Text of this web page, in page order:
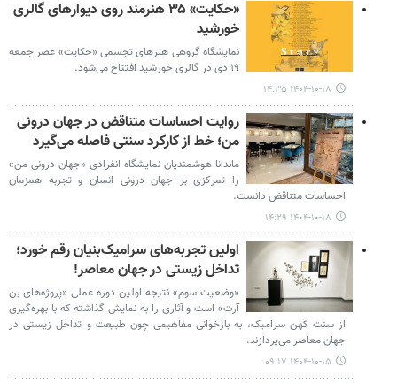
«حکایت» ۳۵ هنرمند روی دیوارهای گالری
خورشید
نمایشگاه گروهی هنرهای تجسمی «حکایت» عصر جمعه
۱۹ دی در گالری خورشید افتتاح می‌شود.
۱۴۰۴-۱۰-۱۸ ۱۴:۳۵
روایت احساسات متناقض در جهان درونی
من؛ خط از کارکرد سنتی فاصله می‌گیرد
ماندانا هوشمندیان نمایشگاه انفرادی «جهان درونی من»
را تمرکزی بر جهان درونی انسان و تجربه‌ همزمان
احساسات متناقض دانست.
۱۴۰۴-۱۰-۱۸ ۱۴:۲۹
اولین تجربه‌های سرامیک‌بنیان رقم خورد؛
تداخل زیستی در جهان معاصر!
«وضعیت سوم» نتیجه‌ اولین دوره عملی «پروژه‌های بن
آرت» است و آثاری را به نمایش گذاشته که با بهره‌گیری
از سنت کهن سرامیک، به بازخوانی مفاهیمی چون طبیعت و تداخل زیستی در
جهان معاصر می‌پردازند.
۱۴۰۴-۱۰-۱۵ ۰۹:۱۷